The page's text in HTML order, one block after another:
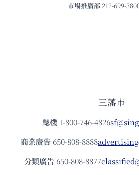
市場推廣部 212-699-
三藩市
總機 1-800-746-4826
商業廣告 650-808-8888
分類廣告 650-808-8877